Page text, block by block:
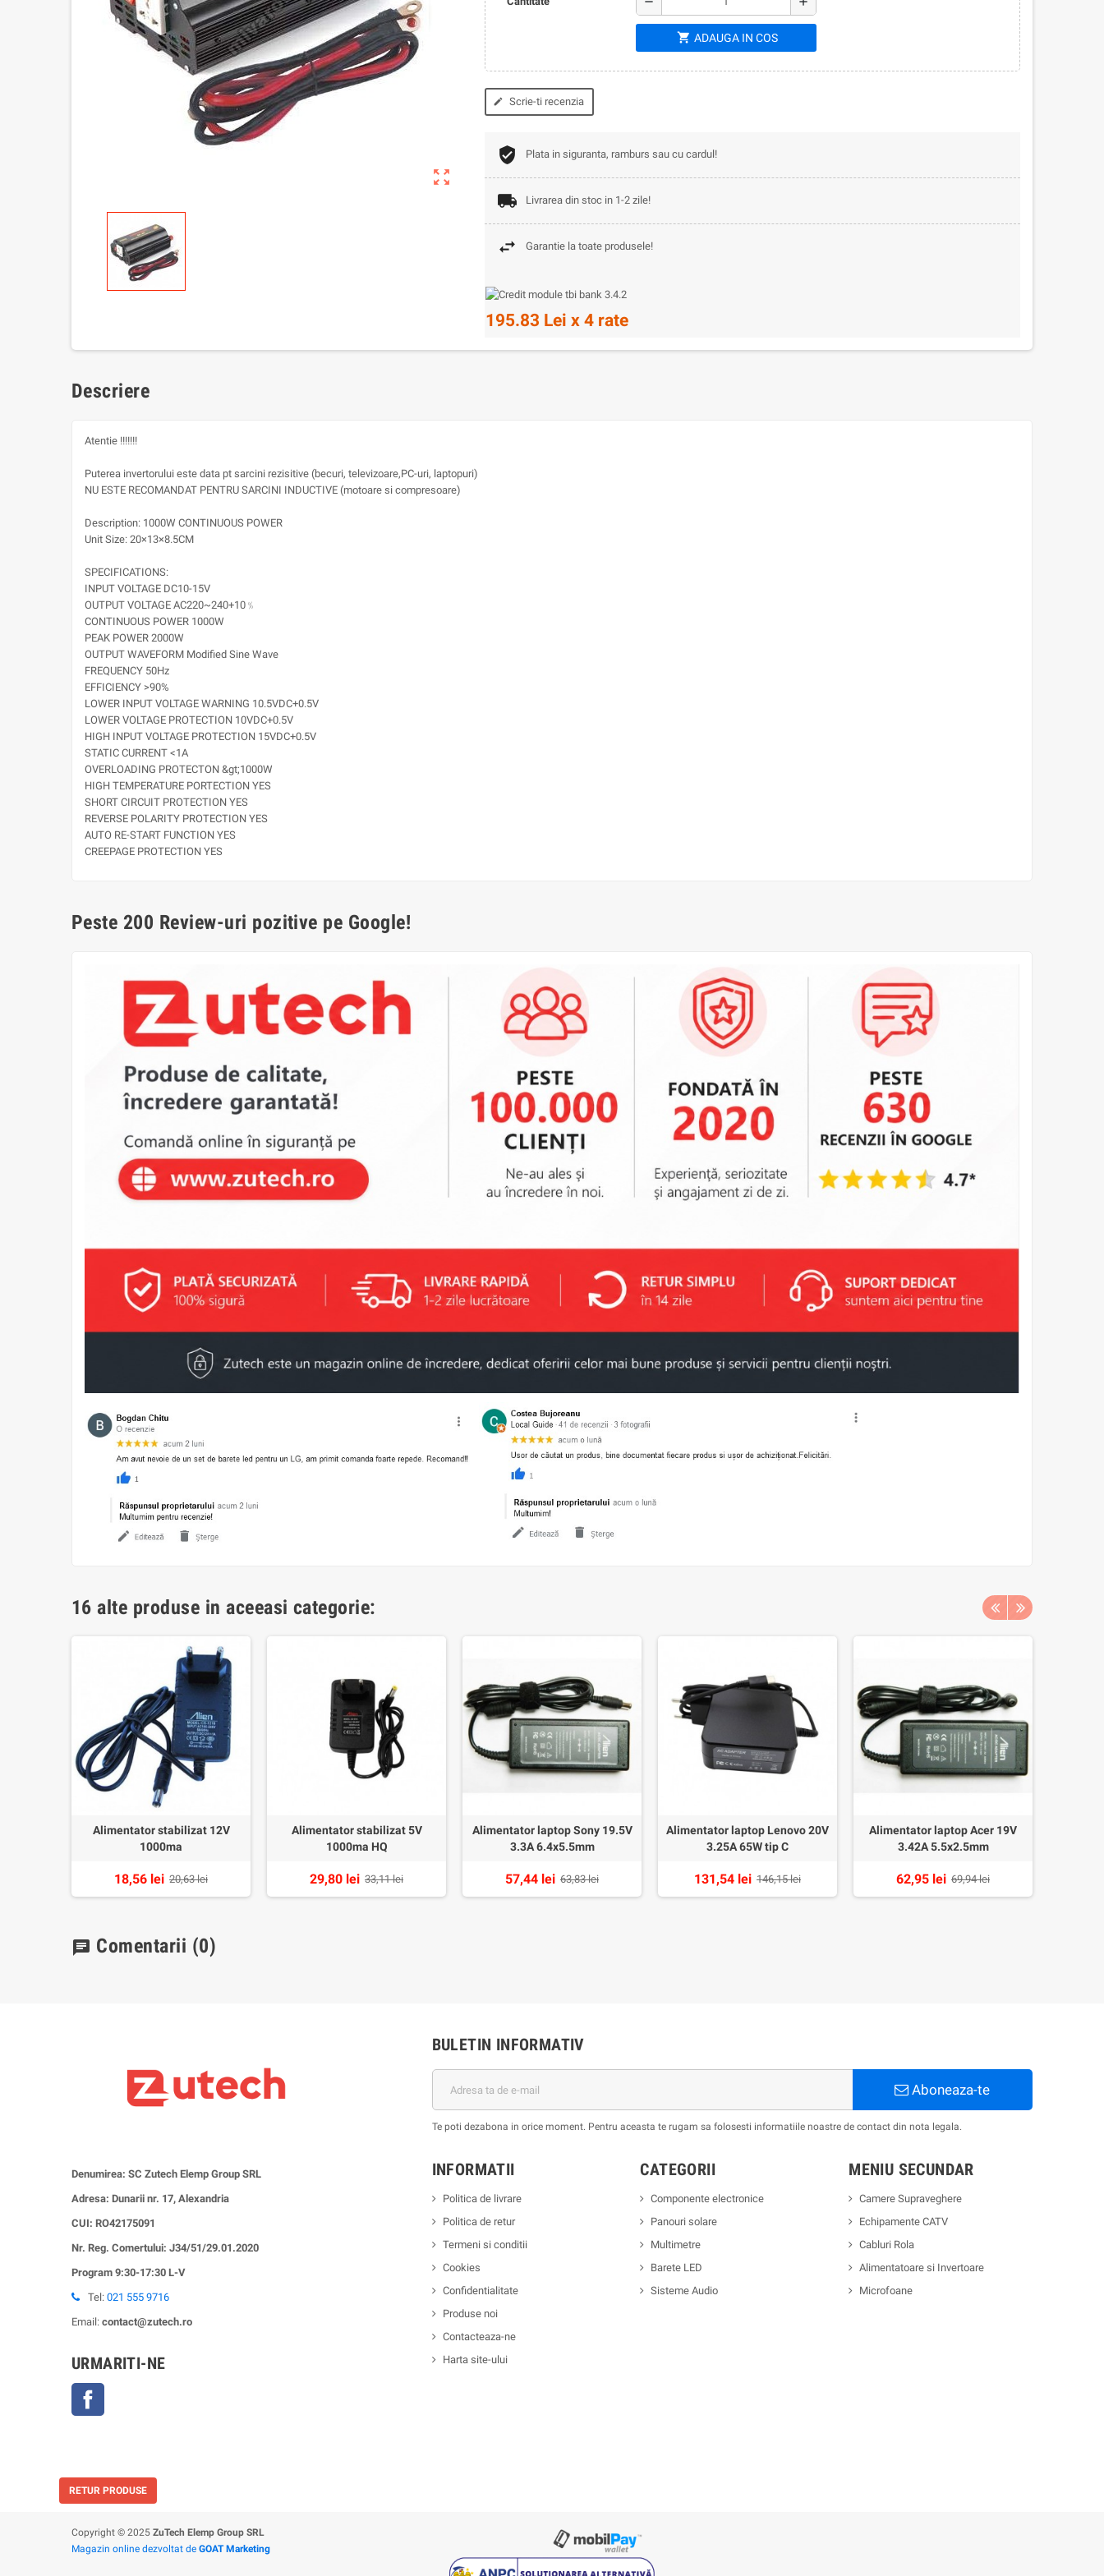
zoom_out_map
shopping_cart ADAUGA IN COS
edit Scrie-ti recenzia
Plata in siguranta, ramburs sau cu cardul!
Livrarea din stoc in 1-2 zile!
Garantie la toate produsele!
195.83 Lei x 4 rate
Descriere
Atentie !!!!!!!
Puterea invertorului este data pt sarcini rezisitive (becuri, televizoare,PC-uri, laptopuri)
NU ESTE RECOMANDAT PENTRU SARCINI INDUCTIVE (motoare si compresoare)
Description: 1000W CONTINUOUS POWER
Unit Size: 20×13×8.5CM
SPECIFICATIONS:
INPUT VOLTAGE DC10-15V
OUTPUT VOLTAGE AC220~240+10﹪
CONTINUOUS POWER 1000W
PEAK POWER 2000W
OUTPUT WAVEFORM Modified Sine Wave
FREQUENCY 50Hz
EFFICIENCY >90%
LOWER INPUT VOLTAGE WARNING 10.5VDC+0.5V
LOWER VOLTAGE PROTECTION 10VDC+0.5V
HIGH INPUT VOLTAGE PROTECTION 15VDC+0.5V
STATIC CURRENT <1A
OVERLOADING PROTECTON &gt;1000W
HIGH TEMPERATURE PORTECTION YES
SHORT CIRCUIT PROTECTION YES
REVERSE POLARITY PROTECTION YES
AUTO RE-START FUNCTION YES
CREEPAGE PROTECTION YES
Peste 200 Review-uri pozitive pe Google!
16 alte produse in aceeasi categorie:
Alimentator stabilizat 12V
1000ma
18,56 lei 20,63 lei
Alimentator stabilizat 5V
1000ma HQ
29,80 lei 33,11 lei
Alimentator laptop Sony 19.5V
3.3A 6.4x5.5mm
57,44 lei 63,83 lei
Alimentator laptop Lenovo 20V
3.25A 65W tip C
131,54 lei 146,15 lei
Alimentator laptop Acer 19V
3.42A 5.5x2.5mm
62,95 lei 69,94 lei
chat Comentarii (0)
Denumirea: SC Zutech Elemp Group SRL
Adresa: Dunarii nr. 17, Alexandria
CUI: RO42175091
Nr. Reg. Comertului: J34/51/29.01.2020
Program 9:30-17:30 L-V
Tel: 021 555 9716
Email: contact@zutech.ro
URMARITI-NE
BULETIN INFORMATIV
Aboneaza-te
Te poti dezabona in orice moment. Pentru aceasta te rugam sa folosesti informatiile noastre de contact din nota legala.
INFORMATII
Politica de livrare
Politica de retur
Termeni si conditii
Cookies
Confidentialitate
Produse noi
Contacteaza-ne
Harta site-ului
CATEGORII
Componente electronice
Panouri solare
Multimetre
Barete LED
Sisteme Audio
MENIU SECUNDAR
Camere Supraveghere
Echipamente CATV
Cabluri Rola
Alimentatoare si Invertoare
Microfoane
RETUR PRODUSE
Copyright © 2025 ZuTech Elemp Group SRL
Magazin online dezvoltat de GOAT Marketing